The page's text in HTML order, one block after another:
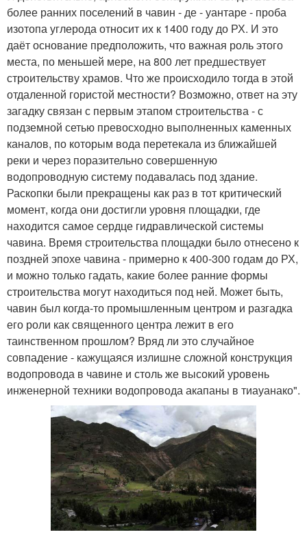
более ранних поселений в чавин - де - уантаре - проба
изотопа углерода относит их к 1400 году до РХ. И это
даёт основание предположить, что важная роль этого
места, по меньшей мере, на 800 лет предшествует
строительству храмов. Что же происходило тогда в этой
отдаленной гористой местности? Возможно, ответ на эту
загадку связан с первым этапом строительства - с
подземной сетью превосходно выполненных каменных
каналов, по которым вода перетекала из ближайшей
реки и через поразительно совершенную
водопроводную систему подавалась под здание.
Раскопки были прекращены как раз в тот критический
момент, когда они достигли уровня площадки, где
находится самое сердце гидравлической системы
чавина. Время строительства площадки было отнесено к
поздней эпохе чавина - примерно к 400-300 годам до РХ,
и можно только гадать, какие более ранние формы
строительства могут находиться под ней. Может быть,
чавин был когда-то промышленным центром и разгадка
его роли как священного центра лежит в его
таинственном прошлом? Вряд ли это случайное
совпадение - кажущаяся излишне сложной конструкция
водопровода в чавине и столь же высокий уровень
инженерной техники водопровода акапаны в тиауанако".